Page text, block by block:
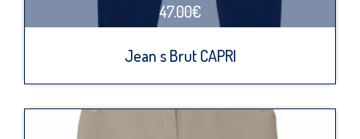
47.00€
Jean s Brut CAPRI